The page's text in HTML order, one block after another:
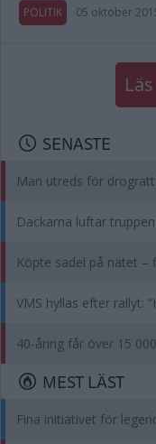
POLITIK 05 oktober
SENASTE
Man utreds för
Dackarna luftar
Köpte sadel på nätet –
VMS hyllas efter rallyt:
40-åring får över 15
MEST LÄST
Fina initiativet för